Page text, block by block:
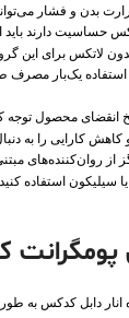
بدن و فشار
حساسیت دارند
لاتکس برای این
استفاده یک‌بار مصرف
کارایی را به
از روان‌کننده‌های
سیلیکون استفاده
انار دابل کدکس به